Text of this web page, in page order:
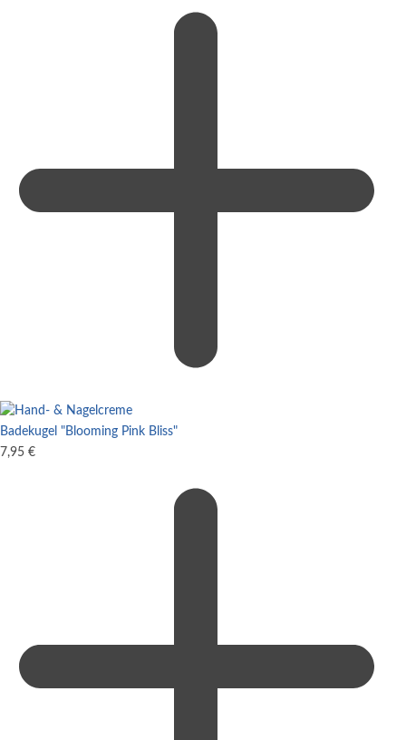
Badekugel "Blooming Pink Bliss"
7,95 €